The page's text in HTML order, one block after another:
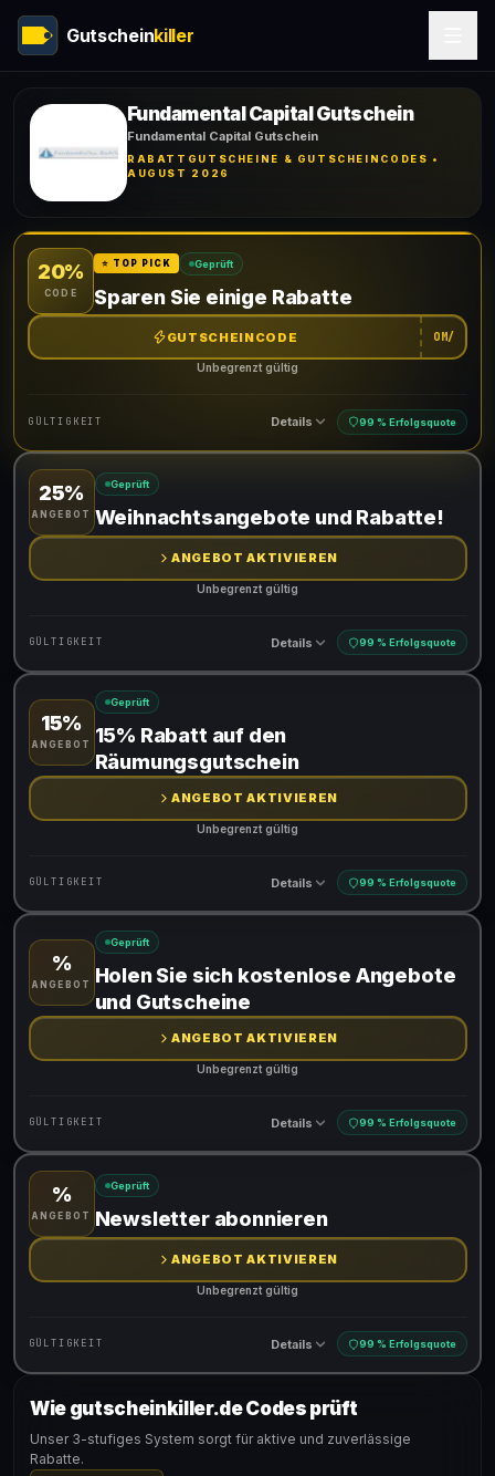
Gutscheinkiller
Fundamental Capital Gutschein
Fundamental Capital Gutschein
RABATTGUTSCHEINE & GUTSCHEINCODES •
AUGUST 2026
20%
CODE
⭐ TOP PICK Geprüft
Sparen Sie einige Rabatte
GUTSCHEINCODE OM/
Unbegrenzt gültig
GÜLTIGKEIT Details 99 % Erfolgsquote
Gültig für teilnehmende Produkte
Gib den Code an der Kasse ein, um den Rabatt zu erhalten
25%
ANGEBOT
Geprüft
Weihnachtsangebote und Rabatte!
ANGEBOT AKTIVIEREN
Unbegrenzt gültig
GÜLTIGKEIT Details 99 % Erfolgsquote
Gültig für teilnehmende Produkte
15%
ANGEBOT
Geprüft
15% Rabatt auf den
Räumungsgutschein
ANGEBOT AKTIVIEREN
Unbegrenzt gültig
GÜLTIGKEIT Details 99 % Erfolgsquote
Gültig für teilnehmende Produkte
%
ANGEBOT
Geprüft
Holen Sie sich kostenlose Angebote
und Gutscheine
ANGEBOT AKTIVIEREN
Unbegrenzt gültig
GÜLTIGKEIT Details 99 % Erfolgsquote
Gültig für teilnehmende Produkte
%
ANGEBOT
Geprüft
Newsletter abonnieren
ANGEBOT AKTIVIEREN
Unbegrenzt gültig
GÜLTIGKEIT Details 99 % Erfolgsquote
Gültig für teilnehmende Produkte
Wie gutscheinkiller.de Codes prüft
Unser 3-stufiges System sorgt für aktive und zuverlässige
Rabatte.